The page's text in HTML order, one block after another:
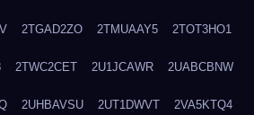
2TGAD2ZO 2TMUAAY5 2TOT3HO1
2TWC2CET 2U1JCAWR 2UABCBNW
2UHBAVSU 2UT1DWVT 2VA5KTQ4